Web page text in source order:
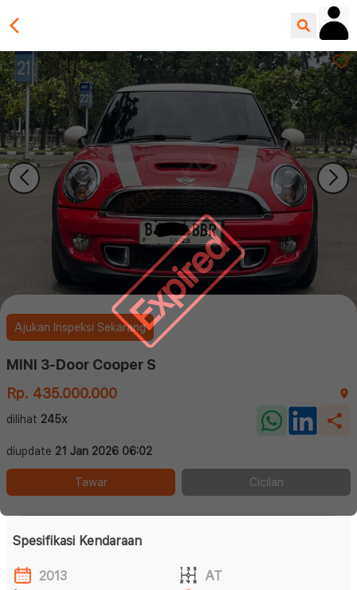
Expired
Ajukan Inspeksi Sekarang
MINI 3-Door Cooper S
Rp. 435.000.000
dilihat 245x
diupdate 21 Jan 2026 06:02
Tawar Cicilan
Spesifikasi Kendaraan
2013
AT